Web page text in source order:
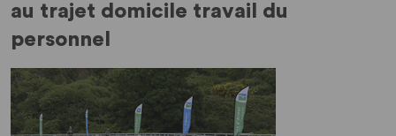
au trajet domicile travail du
personnel